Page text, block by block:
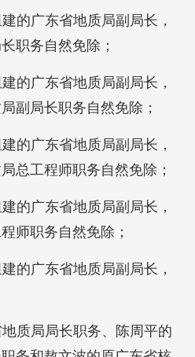
的广东省地质局副局长，
职务自然免除；
的广东省地质局副局长，
副局长职务自然免除；
的广东省地质局副局长，
总工程师职务自然免除；
的广东省地质局副局长，
师职务自然免除；
的广东省地质局副局长，
质局局长职务、陈周平的